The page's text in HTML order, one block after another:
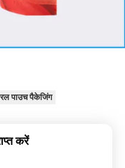
पाउच पैकेजिंग
करें